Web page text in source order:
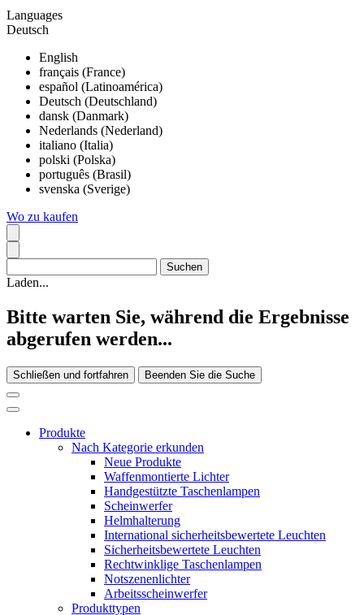
Languages
Deutsch
English
français (France)
español (Latinoamérica)
Deutsch (Deutschland)
dansk (Danmark)
Nederlands (Nederland)
italiano (Italia)
polski (Polska)
português (Brasil)
svenska (Sverige)
Wo zu kaufen
Laden...
Bitte warten Sie, während die Ergebnisse
abgerufen werden...
Schließen und fortfahren Beenden Sie die Suche
Produkte
Nach Kategorie erkunden
Neue Produkte
Waffenmontierte Lichter
Handgestützte Taschenlampen
Scheinwerfer
Helmhalterung
International sicherheitsbewertete Leuchten
Sicherheitsbewertete Leuchten
Rechtwinklige Taschenlampen
Notszenenlichter
Arbeitsscheinwerfer
Produkttypen